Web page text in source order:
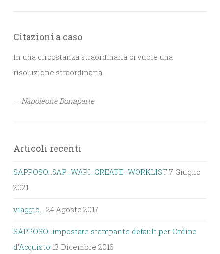
Citazioni a caso
In una circostanza straordinaria ci vuole una
risoluzione straordinaria.
— Napoleone Bonaparte
Articoli recenti
SAPPOSO…SAP_WAPI_CREATE_WORKLIST 7 Giugno
2021
viaggio… 24 Agosto 2017
SAPPOSO…impostare stampante default per Ordine
d’Acquisto 13 Dicembre 2016